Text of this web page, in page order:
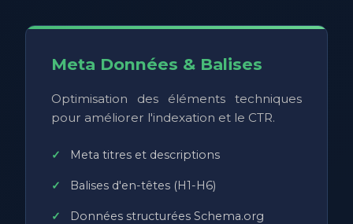
Meta Données & Balises
Optimisation des éléments techniques
pour améliorer l'indexation et le CTR.
Meta titres et descriptions
Balises d'en-têtes (H1-H6)
Données structurées Schema.org